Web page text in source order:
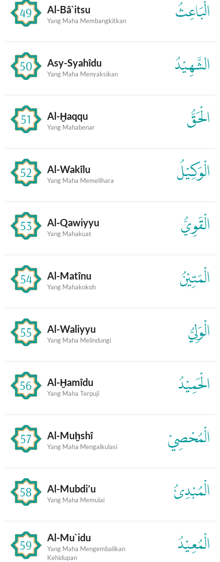
49 Al-Bâ`itsu
Yang Maha Membangkitkan الْبَاعِثُ
50 Asy-Syahîdu
Yang Maha Menyaksikan الشَّهِيْدُ
51 Al-Ḫaqqu
Yang Mahabenar الْحَقُّ
52 Al-Wakîlu
Yang Maha Memelihara الْوَكِيْلُ
53 Al-Qawiyyu
Yang Mahakuat الْقَوِيُّ
54 Al-Matînu
Yang Mahakokoh الْمَتِيْنُ
55 Al-Waliyyu
Yang Maha Melindungi الْوَلِيُّ
56 Al-Ḫamîdu
Yang Maha Terpuji الْحَمِيْدُ
57 Al-Muḫshî
Yang Maha Mengalkulasi الْمُحْصِيْ
58 Al-Mubdi’u
Yang Maha Memulai الْمُبْدِئُ
59 Al-Mu`idu
Yang Maha Mengembalikan
Kehidupan
الْمُعِيْدُ